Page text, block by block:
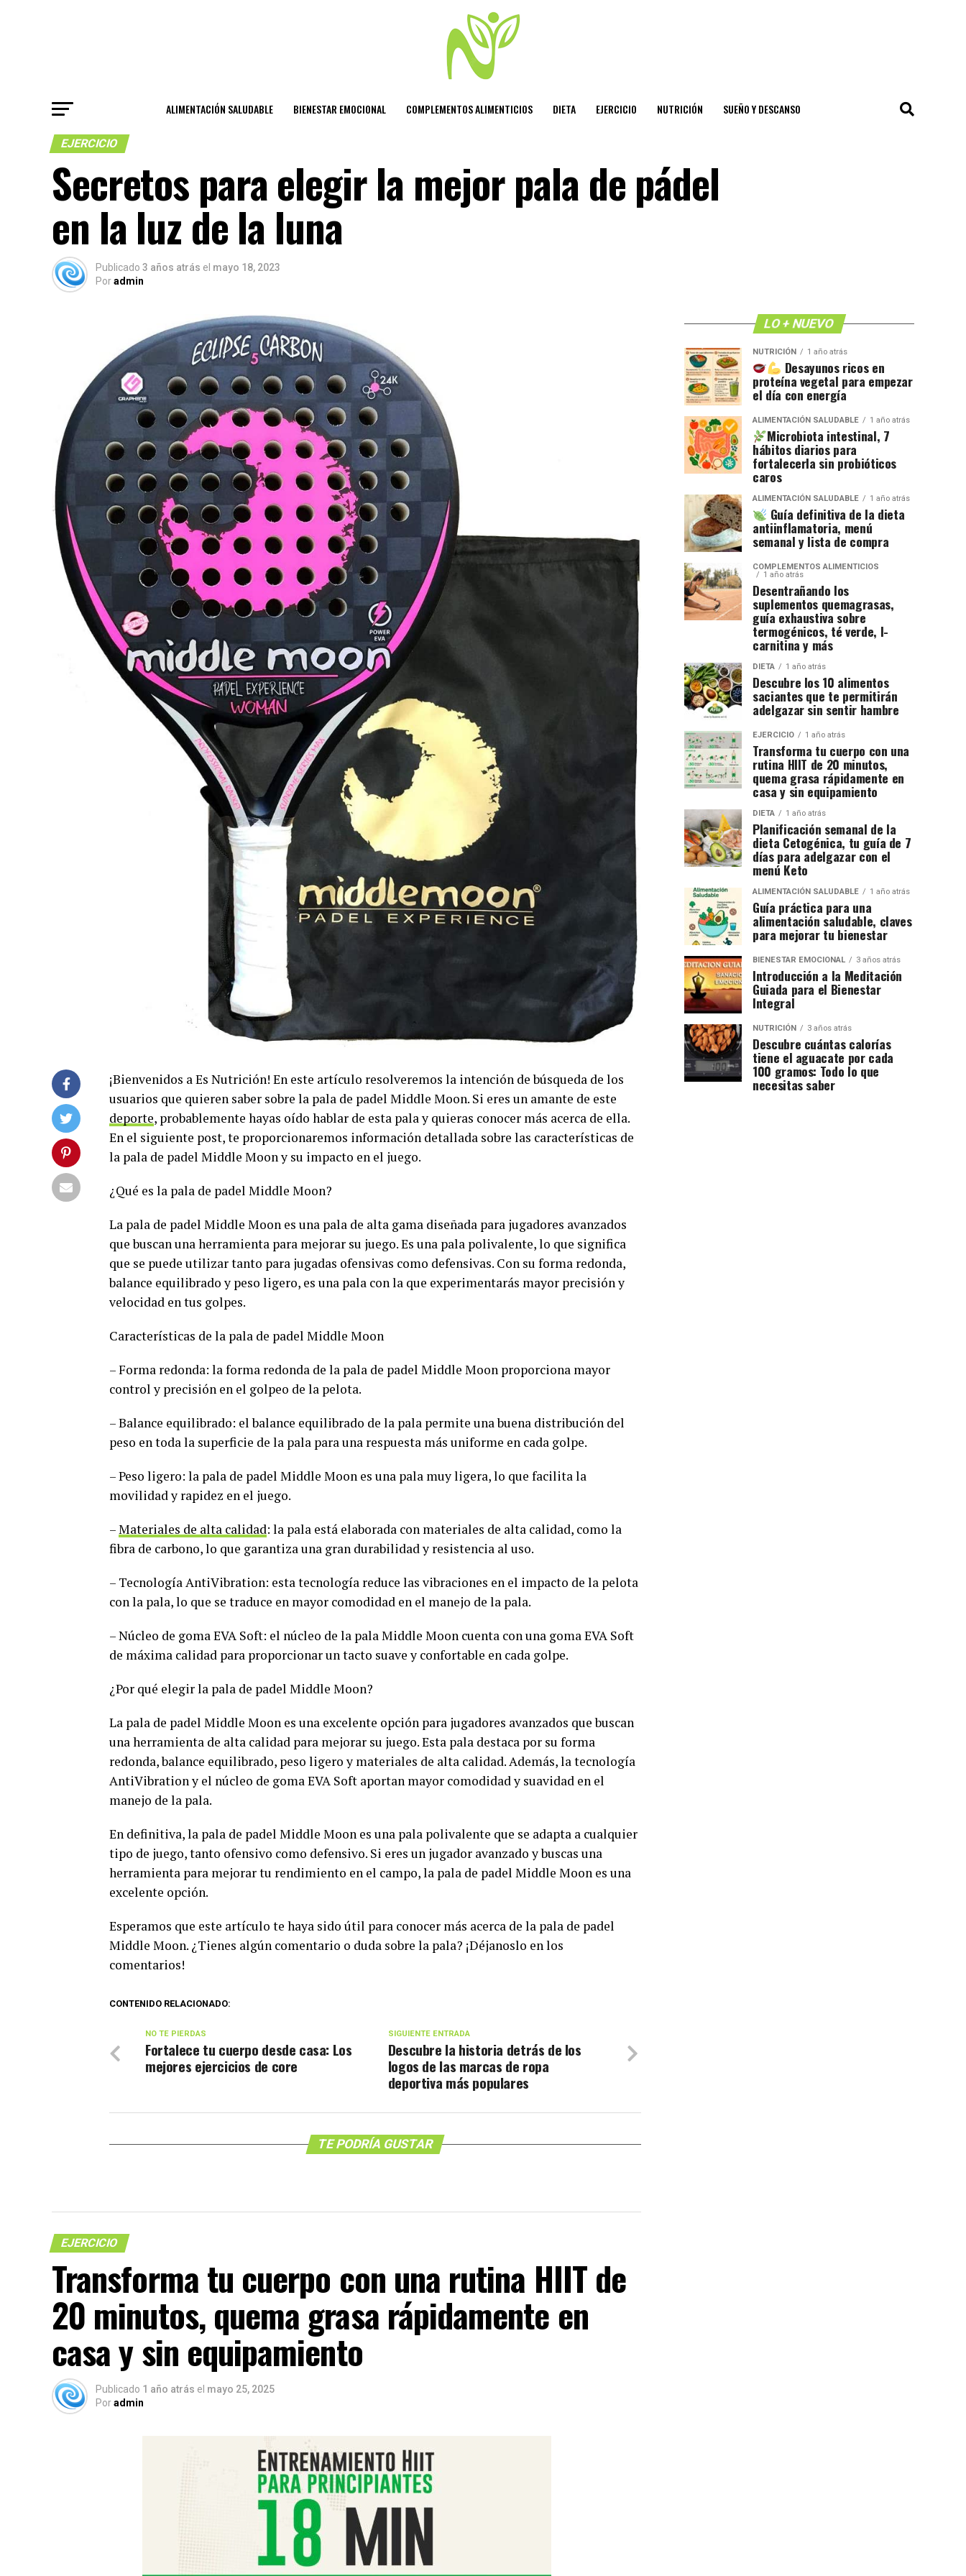
ALIMENTACIÓN SALUDABLE BIENESTAR EMOCIONAL COMPLEMENTOS ALIMENTICIOS DIETA EJERCICIO NUTRICIÓN SUEÑO Y DESCANSO
EJERCICIO
Secretos para elegir la mejor pala de pádel
en la luz de la luna
Publicado 3 años atrás el mayo 18, 2023
Poradmin
¡Bienvenidos a Es Nutrición! En este artículo resolveremos la intención de búsqueda de los
usuarios que quieren saber sobre la pala de padel Middle Moon. Si eres un amante de este
deporte, probablemente hayas oído hablar de esta pala y quieras conocer más acerca de ella.
En el siguiente post, te proporcionaremos información detallada sobre las características de
la pala de padel Middle Moon y su impacto en el juego.
¿Qué es la pala de padel Middle Moon?
La pala de padel Middle Moon es una pala de alta gama diseñada para jugadores avanzados
que buscan una herramienta para mejorar su juego. Es una pala polivalente, lo que significa
que se puede utilizar tanto para jugadas ofensivas como defensivas. Con su forma redonda,
balance equilibrado y peso ligero, es una pala con la que experimentarás mayor precisión y
velocidad en tus golpes.
Características de la pala de padel Middle Moon
– Forma redonda: la forma redonda de la pala de padel Middle Moon proporciona mayor
control y precisión en el golpeo de la pelota.
– Balance equilibrado: el balance equilibrado de la pala permite una buena distribución del
peso en toda la superficie de la pala para una respuesta más uniforme en cada golpe.
– Peso ligero: la pala de padel Middle Moon es una pala muy ligera, lo que facilita la
movilidad y rapidez en el juego.
–Materiales de alta calidad: la pala está elaborada con materiales de alta calidad, como la
fibra de carbono, lo que garantiza una gran durabilidad y resistencia al uso.
– Tecnología AntiVibration: esta tecnología reduce las vibraciones en el impacto de la pelota
con la pala, lo que se traduce en mayor comodidad en el manejo de la pala.
– Núcleo de goma EVA Soft: el núcleo de la pala Middle Moon cuenta con una goma EVA Soft
de máxima calidad para proporcionar un tacto suave y confortable en cada golpe.
¿Por qué elegir la pala de padel Middle Moon?
La pala de padel Middle Moon es una excelente opción para jugadores avanzados que buscan
una herramienta de alta calidad para mejorar su juego. Esta pala destaca por su forma
redonda, balance equilibrado, peso ligero y materiales de alta calidad. Además, la tecnología
AntiVibration y el núcleo de goma EVA Soft aportan mayor comodidad y suavidad en el
manejo de la pala.
En definitiva, la pala de padel Middle Moon es una pala polivalente que se adapta a cualquier
tipo de juego, tanto ofensivo como defensivo. Si eres un jugador avanzado y buscas una
herramienta para mejorar tu rendimiento en el campo, la pala de padel Middle Moon es una
excelente opción.
Esperamos que este artículo te haya sido útil para conocer más acerca de la pala de padel
Middle Moon. ¿Tienes algún comentario o duda sobre la pala? ¡Déjanoslo en los
comentarios!
CONTENIDO RELACIONADO:
SIGUIENTE ENTRADA
Descubre la historia detrás de los
logos de las marcas de ropa
deportiva más populares
NO TE PIERDAS
Fortalece tu cuerpo desde casa: Los
mejores ejercicios de core
TE PODRÍA GUSTAR
EJERCICIO
Transforma tu cuerpo con una rutina HIIT de
20 minutos, quema grasa rápidamente en
casa y sin equipamiento
Publicado 1 año atrás el mayo 25, 2025
Poradmin
LO + NUEVO
NUTRICIÓN 1 año atrás
Desayunos ricos en
proteína vegetal para empezar
el día con energía
ALIMENTACIÓN SALUDABLE 1 año atrás
Microbiota intestinal, 7
hábitos diarios para
fortalecerla sin probióticos
caros
ALIMENTACIÓN SALUDABLE 1 año atrás
Guía definitiva de la dieta
antiinflamatoria, menú
semanal y lista de compra
COMPLEMENTOS ALIMENTICIOS
1 año atrás
Desentrañando los
suplementos quemagrasas,
guía exhaustiva sobre
termogénicos, té verde, l-
carnitina y más
DIETA 1 año atrás
Descubre los 10 alimentos
saciantes que te permitirán
adelgazar sin sentir hambre
EJERCICIO 1 año atrás
Transforma tu cuerpo con una
rutina HIIT de 20 minutos,
quema grasa rápidamente en
casa y sin equipamiento
DIETA 1 año atrás
Planificación semanal de la
dieta Cetogénica, tu guía de 7
días para adelgazar con el
menú Keto
ALIMENTACIÓN SALUDABLE 1 año atrás
Guía práctica para una
alimentación saludable, claves
para mejorar tu bienestar
BIENESTAR EMOCIONAL 3 años atrás
Introducción a la Meditación
Guiada para el Bienestar
Integral
NUTRICIÓN 3 años atrás
Descubre cuántas calorías
tiene el aguacate por cada
100 gramos: Todo lo que
necesitas saber